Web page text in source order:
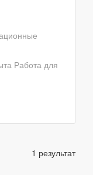
Работа для
1 результат